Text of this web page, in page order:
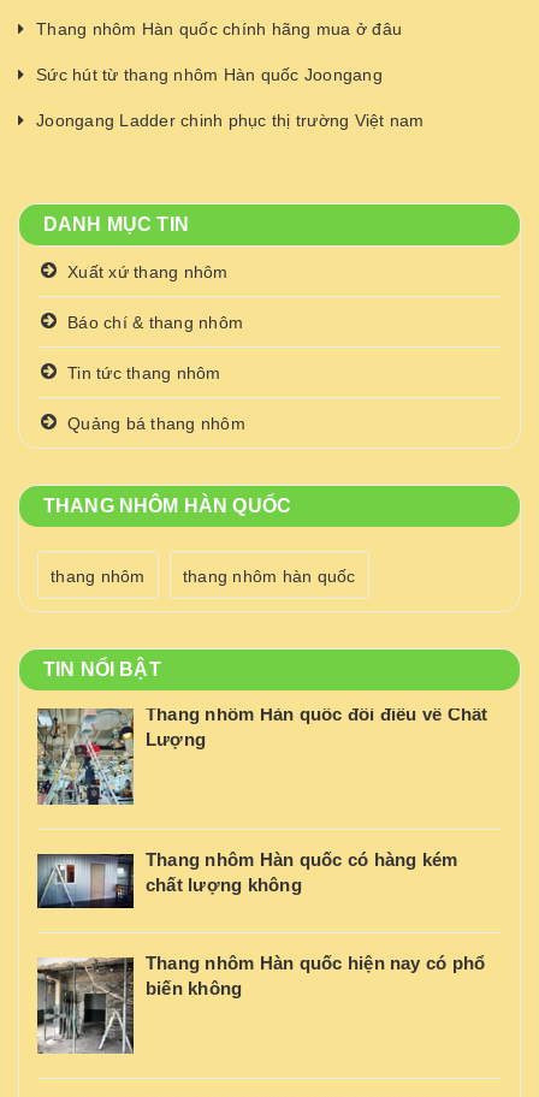
Thang nhôm Hàn quốc chính hãng mua ở đâu
Sức hút từ thang nhôm Hàn quốc Joongang
Joongang Ladder chinh phục thị trường Việt nam
DANH MỤC TIN
Xuất xứ thang nhôm
Báo chí & thang nhôm
Tin tức thang nhôm
Quảng bá thang nhôm
THANG NHÔM HÀN QUỐC
thang nhôm thang nhôm hàn quốc
TIN NỔI BẬT
Thang nhôm Hàn quốc đôi điều về Chất
Lượng
Thang nhôm Hàn quốc có hàng kém
chất lượng không
Thang nhôm Hàn quốc hiện nay có phổ
biến không